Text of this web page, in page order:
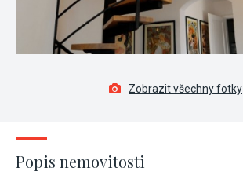
Zobrazit všechny fotky
Popis nemovitosti